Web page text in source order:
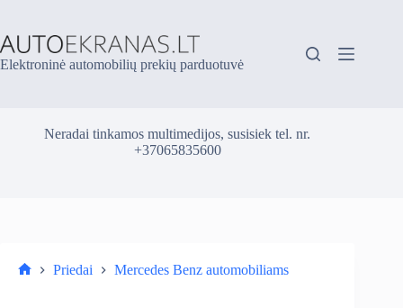
content
Elektroninė automobilių prekių parduotuvė
Neradai tinkamos multimedijos, susisiek tel. nr.
+37065835600
Priedai Mercedes Benz automobiliams